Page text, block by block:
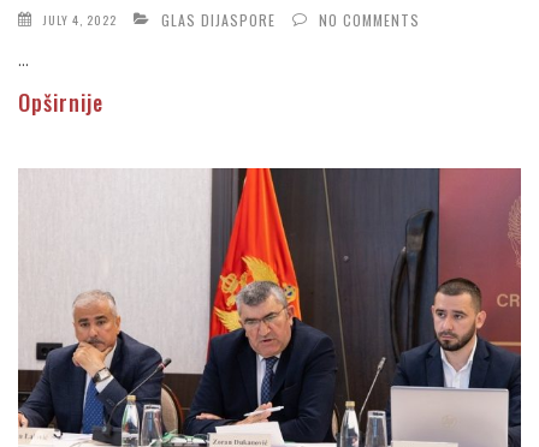
JULY 4, 2022 GLAS DIJASPORE NO COMMENTS
...
Opširnije